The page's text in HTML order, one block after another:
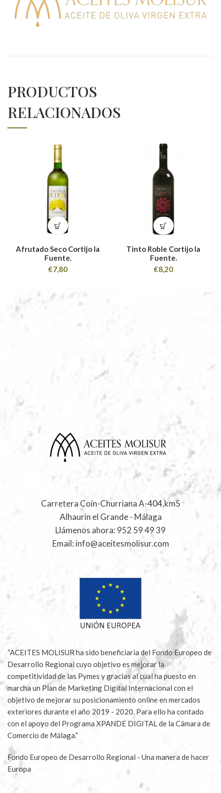
PRODUCTOS
RELACIONADOS
Afrutado Seco Cortijo la
Fuente.
€7,80
Tinto Roble Cortijo la
Fuente.
€8,20
Carretera Coín-Churriana A-404,km5
Alhaurín el Grande - Málaga
Llámenos ahora: 952 59 49 39
Email: info@aceitesmolisur.com
“ACEITES MOLISUR ha sido beneficiaria del Fondo Europeo de
Desarrollo Regional cuyo objetivo es mejorar la
competitividad de las Pymes y gracias al cual ha puesto en
marcha un Plan de Marketing Digital Internacional con el
objetivo de mejorar su posicionamiento online en mercados
exteriores durante el año 2019 - 2020. Para ello ha contado
con el apoyo del Programa XPANDE DIGITAL de la Cámara de
Comercio de Málaga.”
Fondo Europeo de Desarrollo Regional - Una manera de hacer
Europa